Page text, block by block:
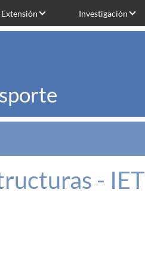
Extensión Investigación
- IET